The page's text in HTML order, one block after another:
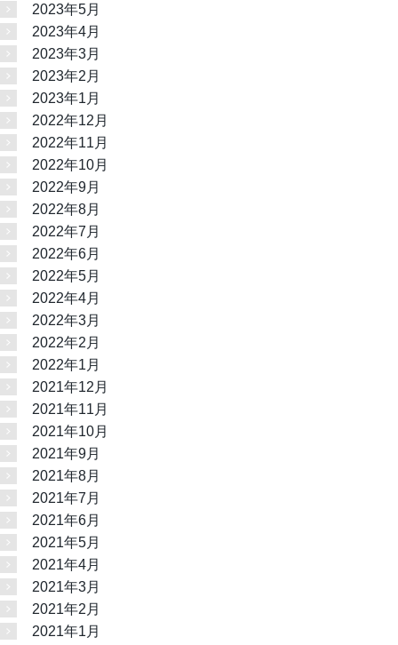
2023年5月
2023年4月
2023年3月
2023年2月
2023年1月
2022年12月
2022年11月
2022年10月
2022年9月
2022年8月
2022年7月
2022年6月
2022年5月
2022年4月
2022年3月
2022年2月
2022年1月
2021年12月
2021年11月
2021年10月
2021年9月
2021年8月
2021年7月
2021年6月
2021年5月
2021年4月
2021年3月
2021年2月
2021年1月